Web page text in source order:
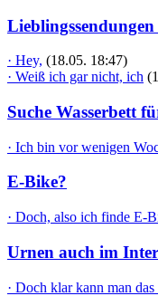
· Hey, (18.05. 18:47)
· Weiß ich gar nicht, ich
Suche Wasserbett
· Ich bin vor wenigen
E-Bike?
· Doch, also ich finde E-
Urnen auch im
· Doch klar kann man das